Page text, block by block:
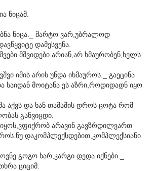
ნიცამ.
ნიცა._ მარტო ვარ,უბრალოდ
დამესვენა.
მშვიდები არიან,არ ხმაურობენ,ხელს
იმის არის უნდა იხმაუროს._ გაეცინა
საიდან მოიტანა ეს აზრი,როდიდადნ იყო
აქვს და ხან თამაშის დროს ცოტა რომ
განვიცდი.
იყოს,ვფიქრობ არავინ გავზრდილვართ
დაკომპლექსდებით,კომპლექსიანი
გოგო ხარ,კარგი დედა იქნები._
ციციმ.